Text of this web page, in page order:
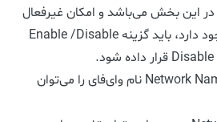
با توجه به اینکه دو SSID در این بخش می‌باشد و امکان غیرفعال
نمودن یکی از SSID ها وجود دارد، باید گزینه Enable /Disable
با انتخاب گزینه Network Name/SSID نام وای‌فای را می‌توان